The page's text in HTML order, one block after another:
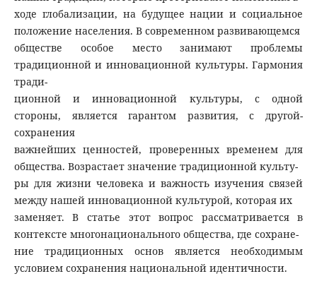
ходе глобализации, на будущее нации и социальное
положение населения. В современном развивающемся
обществе особое место занимают проблемы
традиционной и инновационной культуры. Гармония
тради-
ционной и инновационной культуры, с одной
стороны, является гарантом развития, с другой-
сохранения
важнейших ценностей, проверенных временем для
общества. Возрастает значение традиционной культу-
ры для жизни человека и важность изучения связей
между нашей инновационной культурой, которая их
заменяет. В статье этот вопрос рассматривается в
контексте многонационального общества, где сохране-
ние традиционных основ является необходимым
условием сохранения национальной идентичности.